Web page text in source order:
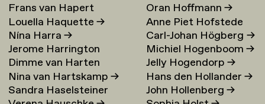
Frans van Hapert
Louella Haquette→
Nína Harra→
Jerome Harrington
Dimme van Harten
Nina van Hartskamp→
Sandra Haselsteiner
Oran Hoffmann→
Anne Piet Hofstede
Carl-Johan Högberg→
Michiel Hogenboom→
Jelly Hogendorp→
Hans den Hollander→
John Hollenberg→